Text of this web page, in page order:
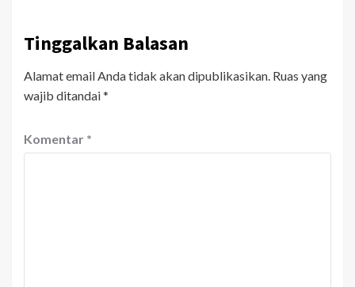
Tinggalkan Balasan
Alamat email Anda tidak akan dipublikasikan. Ruas yang
wajib ditandai*
Komentar *